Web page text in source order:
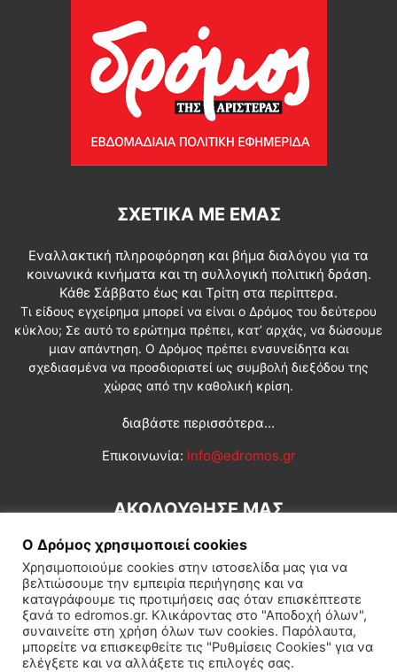
ΣΧΕΤΙΚΆ ΜΕ ΕΜΆΣ
Εναλλακτική πληροφόρηση και βήμα διαλόγου για τα
κοινωνικά κινήματα και τη συλλογική πολιτική δράση.
Κάθε Σάββατο έως και Τρίτη στα περίπτερα.
Τι είδους εγχείρημα μπορεί να είναι ο Δρόμος του δεύτερου
κύκλου; Σε αυτό το ερώτημα πρέπει, κατ’ αρχάς, να δώσουμε
μιαν απάντηση. Ο Δρόμος πρέπει ενσυνείδητα και
σχεδιασμένα να προσδιοριστεί ως συμβολή διεξόδου της
χώρας από την καθολική κρίση.
διαβάστε περισσότερα...
Επικοινωνία: info@edromos.gr
ΑΚΟΛΟΥΘΗΣΕ ΜΑΣ
Εγγραφή συνδρομητή Πολιτική Διεθνή Κοινωνία
Ο Δρόμος χρησιμοποιεί cookies
Χρησιμοποιούμε cookies στην ιστοσελίδα μας για να
βελτιώσουμε την εμπειρία περιήγησης και να
καταγράφουμε τις προτιμήσεις σας όταν επισκέπτεστε
ξανά το edromos.gr. Κλικάροντας στο "Αποδοχή όλων",
συναινείτε στη χρήση όλων των cookies. Παρόλαυτα,
μπορείτε να επισκεφθείτε τις "Ρυθμίσεις Cookies" για να
ελέγξετε και να αλλάξετε τις επιλογές σας.